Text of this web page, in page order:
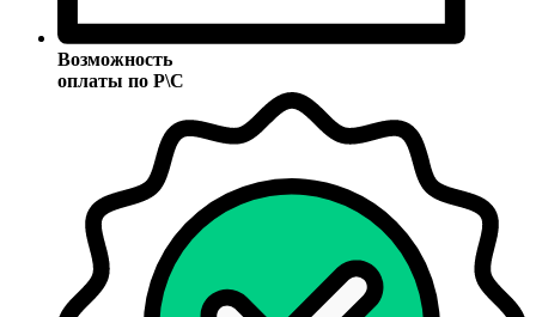
Возможность
оплаты по Р\С